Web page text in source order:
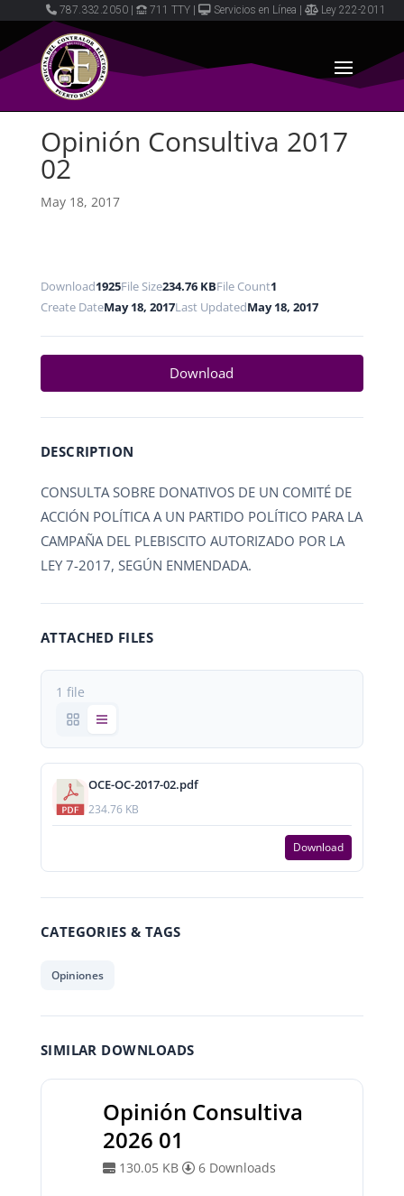
787.332.2050 711 TTY Servicios en Línea Ley 222-2011
Opinión Consultiva 2017
02
May 18, 2017
Download1925File Size234.76 KBFile Count1
Create DateMay 18, 2017Last UpdatedMay 18, 2017
Download
DESCRIPTION
CONSULTA SOBRE DONATIVOS DE UN COMITÉ DE
ACCIÓN POLÍTICA A UN PARTIDO POLÍTICO PARA LA
CAMPAÑA DEL PLEBISCITO AUTORIZADO POR LA
LEY 7-2017, SEGÚN ENMENDADA.
ATTACHED FILES
1 file
OCE-OC-2017-02.pdf
234.76 KB
Download
CATEGORIES & TAGS
Opiniones
SIMILAR DOWNLOADS
Opinión Consultiva
2026 01
130.05 KB 6 Downloads